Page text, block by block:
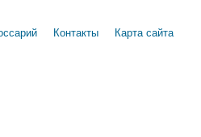
Контакты
Карта сайта